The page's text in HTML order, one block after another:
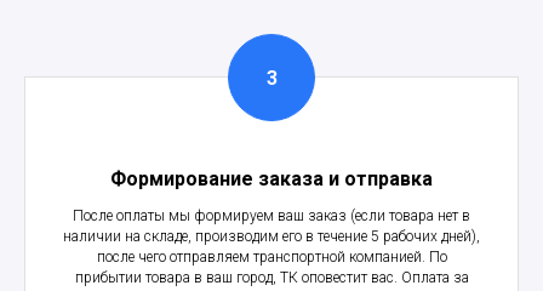
Формирование заказа и отправка
После оплаты мы формируем ваш заказ (если товара нет в
наличии на складе, производим его в течение 5 рабочих дней),
после чего отправляем транспортной компанией. По
прибытии товара в ваш город, ТК оповестит вас. Оплата за